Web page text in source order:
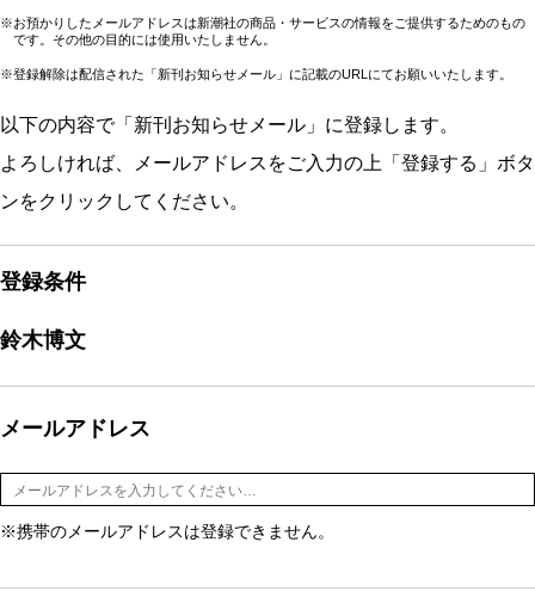
※お預かりしたメールアドレスは新潮社の商品・サービスの情報をご提供するためのもの
です。その他の目的には使用いたしません。
※登録解除は配信された「新刊お知らせメール」に記載のURLにてお願いいたします。
以下の内容で「新刊お知らせメール」に登録します。
よろしければ、メールアドレスをご入力の上「登録する」ボタ
ンをクリックしてください。
登録条件
鈴木博文
メールアドレス
※携帯のメールアドレスは登録できません。